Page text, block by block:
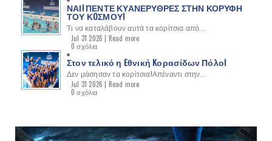
ΝΑΙ! ΠΕΝΤΕ ΚΥΑΝΕΡΥΘΡΕΣ ΣΤΗΝ ΚΟΡΥΦΗ
ΤΟΥ ΚOΣΜΟΥ!
Τι να καταλάβουν αυτά τα κορίτσια από...
Jul 31 2026 | Read more
0 σχόλια
Στον τελικό η Eθνική Kορασίδων Πόλο!
Δεν μάσησαν τα κορίτσια!Απέναντι στην...
Jul 31 2026 | Read more
0 σχόλια